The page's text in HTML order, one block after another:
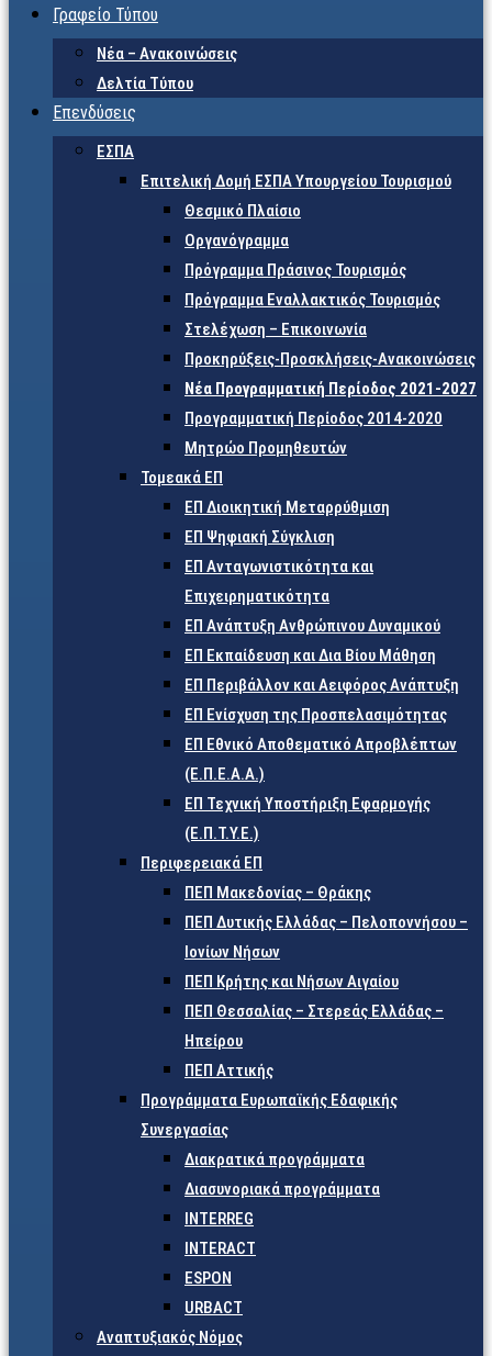
Γραφείο Τύπου
Νέα – Ανακοινώσεις
Δελτία Τύπου
Επενδύσεις
ΕΣΠΑ
Επιτελική Δομή ΕΣΠΑ Υπουργείου Τουρισμού
Θεσμικό Πλαίσιο
Οργανόγραμμα
Πρόγραμμα Πράσινος Τουρισμός
Πρόγραμμα Εναλλακτικός Τουρισμός
Στελέχωση – Επικοινωνία
Προκηρύξεις-Προσκλήσεις-Ανακοινώσεις
Νέα Προγραμματική Περίοδος 2021-2027
Προγραμματική Περίοδος 2014-2020
Μητρώο Προμηθευτών
Τομεακά ΕΠ
ΕΠ Διοικητική Μεταρρύθμιση
ΕΠ Ψηφιακή Σύγκλιση
ΕΠ Ανταγωνιστικότητα και
Επιχειρηματικότητα
ΕΠ Ανάπτυξη Ανθρώπινου Δυναμικού
ΕΠ Εκπαίδευση και Δια Βίου Μάθηση
ΕΠ Περιβάλλον και Αειφόρος Ανάπτυξη
ΕΠ Ενίσχυση της Προσπελασιμότητας
ΕΠ Εθνικό Αποθεματικό Απροβλέπτων
(Ε.Π.Ε.Α.Α.)
ΕΠ Τεχνική Υποστήριξη Εφαρμογής
(Ε.Π.Τ.Υ.Ε.)
Περιφερειακά ΕΠ
ΠΕΠ Μακεδονίας – Θράκης
ΠΕΠ Δυτικής Ελλάδας – Πελοποννήσου –
Ιονίων Νήσων
ΠΕΠ Κρήτης και Νήσων Αιγαίου
ΠΕΠ Θεσσαλίας – Στερεάς Ελλάδας –
Ηπείρου
ΠΕΠ Αττικής
Προγράμματα Ευρωπαϊκής Εδαφικής
Συνεργασίας
Διακρατικά προγράμματα
Διασυνοριακά προγράμματα
INTERREG
INTERACT
ESPON
URBACT
Αναπτυξιακός Νόμος